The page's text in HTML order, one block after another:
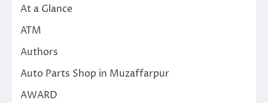
At a Glance
ATM
Authors
Auto Parts Shop in Muzaffarpur
AWARD